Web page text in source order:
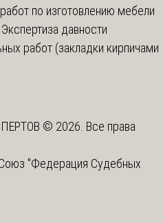
по изготовлению мебели
давности
работ (закладки кирпичами
© 2026. Все права
"Федерация Судебных